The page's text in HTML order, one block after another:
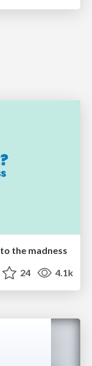
the madness
24 4.1k